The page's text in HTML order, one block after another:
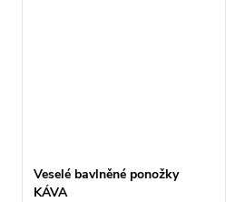
Veselé bavlněné ponožky
KÁVA